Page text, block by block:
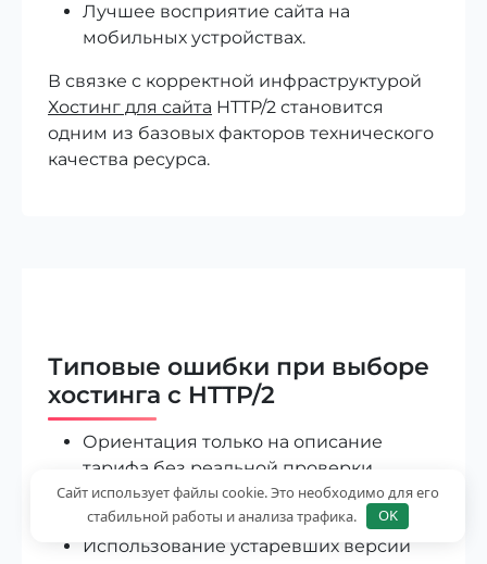
Лучшее восприятие сайта на
мобильных устройствах.
В связке с корректной инфраструктурой
Хостинг для сайта HTTP/2 становится
одним из базовых факторов технического
качества ресурса.
Типовые ошибки при выборе
хостинга с HTTP/2
Ориентация только на описание
тарифа без реальной проверки.
Выбор хостинга без полноценной
поддержки HTTPS.
Использование устаревших версий
Сайт использует файлы cookie. Это необходимо для его
стабильной работы и анализа трафика.
OK